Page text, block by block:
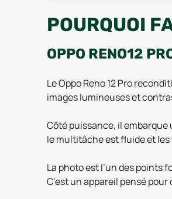
POURQUOI
OPPO RENO12
Le Oppo Reno 12 Pro
images lumineuses et
Côté puissance, il embarque
le multitâche est fluide et les
La photo est l’un des points
C’est un appareil pensé